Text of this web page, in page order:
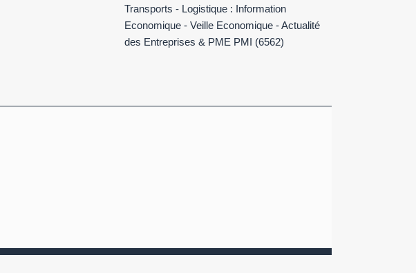
Transports - Logistique : Information
Economique - Veille Economique - Actualité
des Entreprises & PME PMI
(6562)